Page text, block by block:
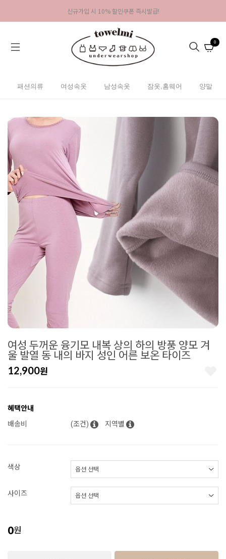
신규가입 시 10% 할인쿠폰 즉시발급!
0
패션의류 여성속옷 남성속옷 잠옷,홈웨어 양말
여성 두꺼운 융기모 내복 상의 하의 방풍 양모 겨
울 발열 동 내의 바지 성인 어른 보온 타이즈
12,900원
혜택안내
배송비
(조건) 지역별
색상
사이즈
0원